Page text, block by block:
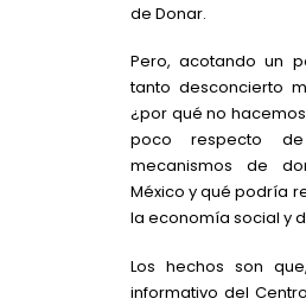
de Donar.
Pero, acotando un
tanto desconcierto
¿por qué no
poco respecto
mecanismos de
México y qué podría
la economía social y
Los hechos son
informativo del